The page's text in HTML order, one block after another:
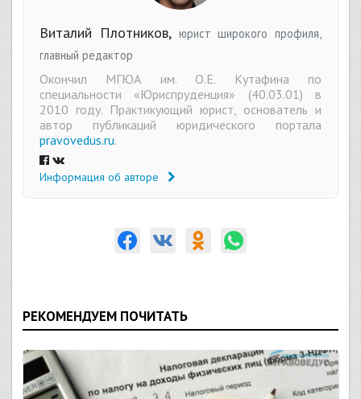
Виталий Плотников, юрист широкого профиля,
главный редактор
Окончил МГЮА им. О.Е. Кутафина по
специальности «Юриспруденция» (40.03.01) в
2010 году. Практикующий юрист, основатель и
автор публикаций юридического портала
pravovedus.ru.
Информация об авторе
РЕКОМЕНДУЕМ ПОЧИТАТЬ